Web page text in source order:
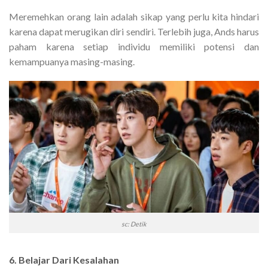
Meremehkan orang lain adalah sikap yang perlu kita hindari
karena dapat merugikan diri sendiri. Terlebih juga, Ands harus
paham karena setiap individu memiliki potensi dan
kemampuanya masing-masing.
sc: Detik
6. Belajar Dari Kesalahan